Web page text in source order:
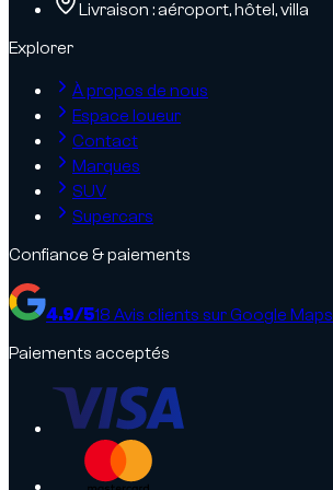
Livraison : aéroport, hôtel, villa
Explorer
À propos de nous
Espace loueur
Contact
Marques
SUV
Supercars
Confiance & paiements
4.9/518 Avis clients sur Google Maps
Paiements acceptés